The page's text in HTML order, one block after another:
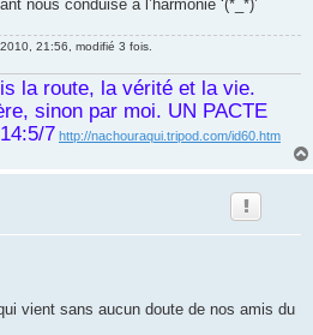
nous conduise a l’harmonie ‘(*_*)’
21:56, modifié 3 fois.
la route, la vérité et la vie.
sinon par moi. UN PACTE
7 http://nachouraqui.tripod.com/id60.htm
vient sans aucun doute de nos amis du